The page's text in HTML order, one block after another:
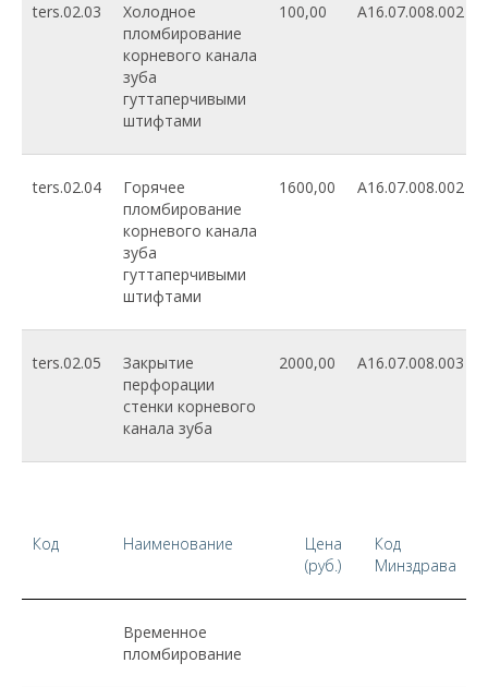
ters.02.03
Холодное
пломбирование
корневого канала
зуба
гуттаперчивыми
штифтами
100,00 A16.07.008.002
ters.02.04
Горячее
пломбирование
корневого канала
зуба
гуттаперчивыми
штифтами
1600,00 A16.07.008.002
ters.02.05
Закрытие
перфорации
стенки корневого
канала зуба
2000,00 A16.07.008.003
Код Наименование
Цена
(руб.)
Код
Минздрава
Временное
пломбирование